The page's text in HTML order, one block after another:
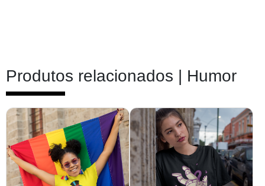
Produtos relacionados | Humor